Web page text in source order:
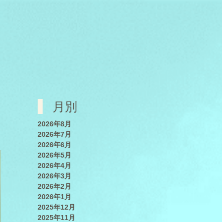
月別
2026年8月
2026年7月
2026年6月
2026年5月
2026年4月
2026年3月
2026年2月
2026年1月
2025年12月
2025年11月